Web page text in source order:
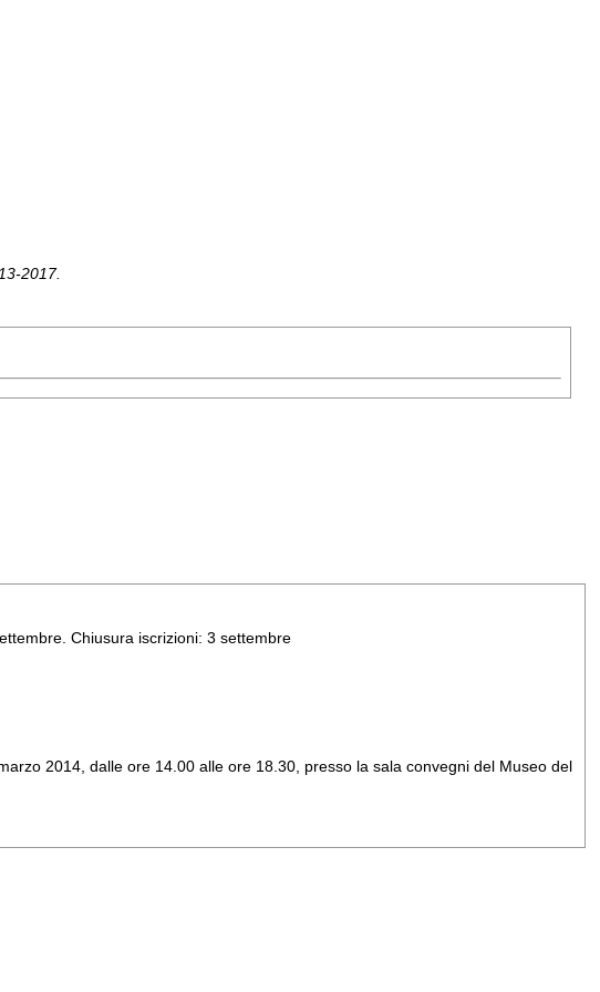
2017.
Chiusura iscrizioni: 3 settembre
2014, dalle ore 14.00 alle ore 18.30, presso la sala convegni del Museo del